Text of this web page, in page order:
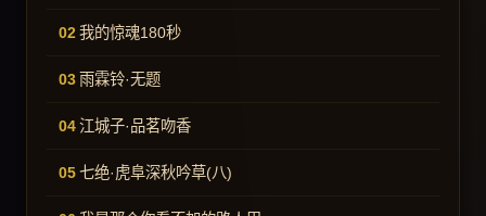
我的惊魂180秒
雨霖铃·无题
江城子·品茗吻香
七绝·虎阜深秋吟草(八)